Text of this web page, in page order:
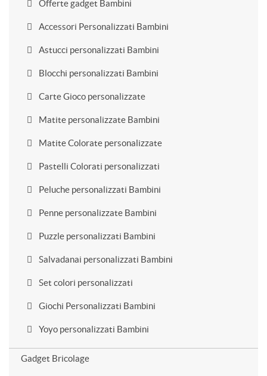
Offerte gadget Bambini
Accessori Personalizzati Bambini
Astucci personalizzati Bambini
Blocchi personalizzati Bambini
Carte Gioco personalizzate
Matite personalizzate Bambini
Matite Colorate personalizzate
Pastelli Colorati personalizzati
Peluche personalizzati Bambini
Penne personalizzate Bambini
Puzzle personalizzati Bambini
Salvadanai personalizzati Bambini
Set colori personalizzati
Giochi Personalizzati Bambini
Yoyo personalizzati Bambini
Gadget Bricolage